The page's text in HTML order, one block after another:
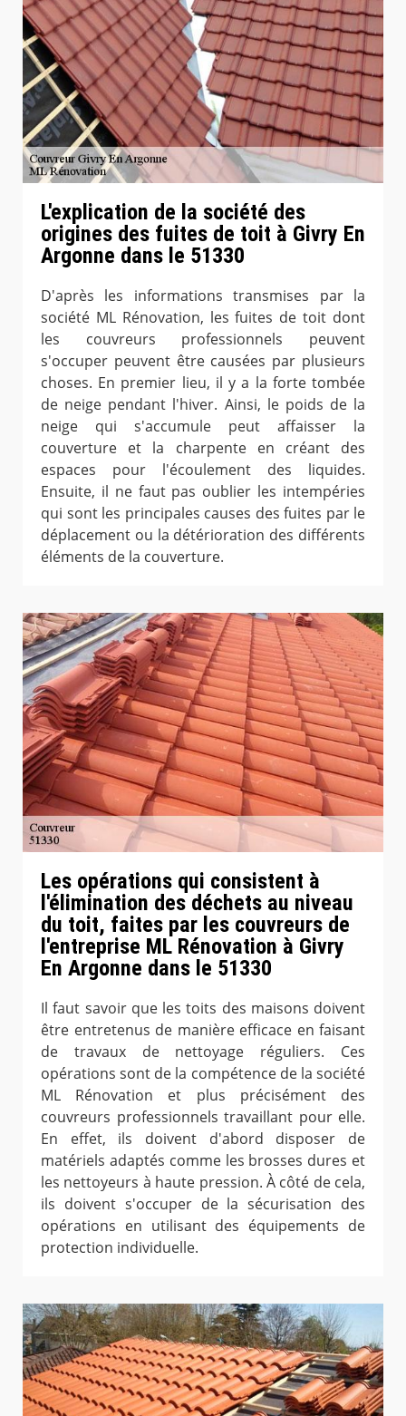
L'explication de la société des
origines des fuites de toit à Givry En
Argonne dans le 51330
D'après les informations transmises par la
société ML Rénovation, les fuites de toit dont
les couvreurs professionnels peuvent
s'occuper peuvent être causées par plusieurs
choses. En premier lieu, il y a la forte tombée
de neige pendant l'hiver. Ainsi, le poids de la
neige qui s'accumule peut affaisser la
couverture et la charpente en créant des
espaces pour l'écoulement des liquides.
Ensuite, il ne faut pas oublier les intempéries
qui sont les principales causes des fuites par le
déplacement ou la détérioration des différents
éléments de la couverture.
Les opérations qui consistent à
l'élimination des déchets au niveau
du toit, faites par les couvreurs de
l'entreprise ML Rénovation à Givry
En Argonne dans le 51330
Il faut savoir que les toits des maisons doivent
être entretenus de manière efficace en faisant
de travaux de nettoyage réguliers. Ces
opérations sont de la compétence de la société
ML Rénovation et plus précisément des
couvreurs professionnels travaillant pour elle.
En effet, ils doivent d'abord disposer de
matériels adaptés comme les brosses dures et
les nettoyeurs à haute pression. À côté de cela,
ils doivent s'occuper de la sécurisation des
opérations en utilisant des équipements de
protection individuelle.